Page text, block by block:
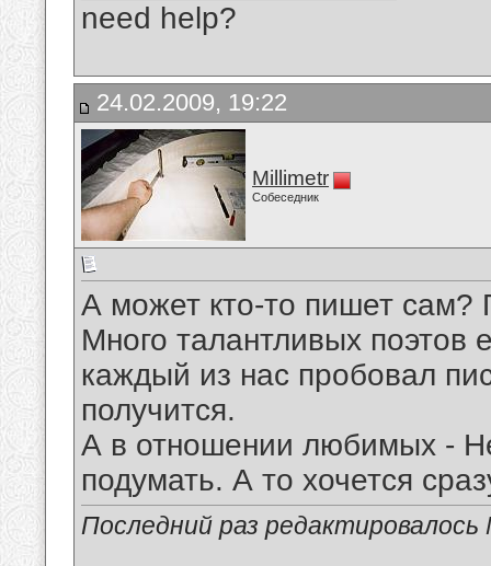
need help?
24.02.2009, 19:22
Millimetr
Собеседник
А может кто-то пишет сам?
Много талантливых поэтов
каждый из нас пробовал
получится.
А в отношении любимых -
подумать. А то хочется
Последний раз редактировалось